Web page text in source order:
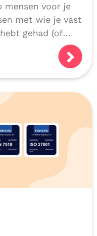
mensen voor je
met wie je vast
gehad (of